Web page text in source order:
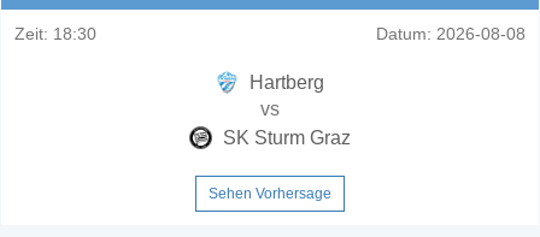
Zeit: 18:30 Datum: 2026-08-08
Hartberg
vs
SK Sturm Graz
Sehen Vorhersage